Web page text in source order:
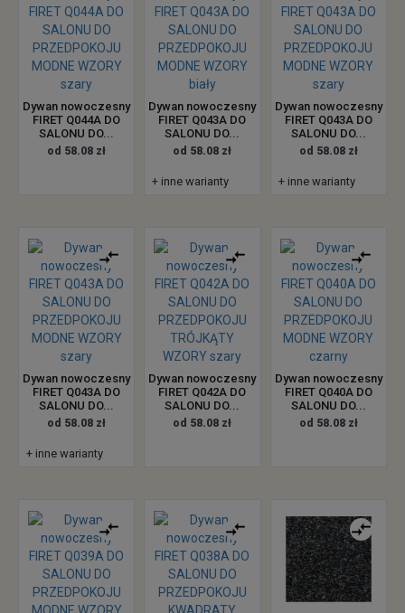
Dywan nowoczesny
FIRET Q044A DO
SALONU DO...
od 58.08 zł
Dywan nowoczesny
FIRET Q043A DO
SALONU DO...
od 58.08 zł
+ inne warianty
Dywan nowoczesny
FIRET Q043A DO
SALONU DO...
od 58.08 zł
+ inne warianty
Dywan nowoczesny
FIRET Q043A DO
SALONU DO...
od 58.08 zł
+ inne warianty
Dywan nowoczesny
FIRET Q042A DO
SALONU DO...
od 58.08 zł
Dywan nowoczesny
FIRET Q040A DO
SALONU DO...
od 58.08 zł